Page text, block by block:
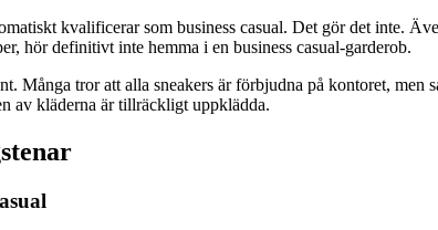
kvalificerar som business casual. Det gör det inte.
hör definitivt inte hemma i en business casual-garderob.
Många tror att alla sneakers är förbjudna på kontoret,
av kläderna är tillräckligt uppklädda.